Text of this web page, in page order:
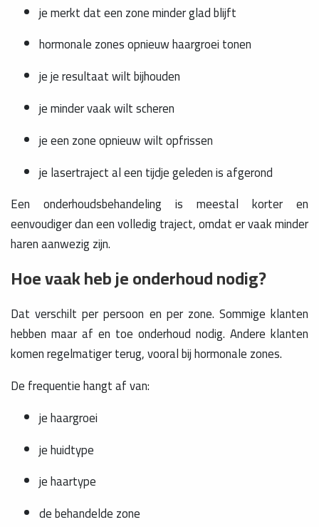
je merkt dat een zone minder glad blijft
hormonale zones opnieuw haargroei tonen
je je resultaat wilt bijhouden
je minder vaak wilt scheren
je een zone opnieuw wilt opfrissen
je lasertraject al een tijdje geleden is afgerond
Een onderhoudsbehandeling is meestal korter en
eenvoudiger dan een volledig traject, omdat er vaak minder
haren aanwezig zijn.
Hoe vaak heb je onderhoud nodig?
Dat verschilt per persoon en per zone. Sommige klanten
hebben maar af en toe onderhoud nodig. Andere klanten
komen regelmatiger terug, vooral bij hormonale zones.
De frequentie hangt af van:
je haargroei
je huidtype
je haartype
de behandelde zone